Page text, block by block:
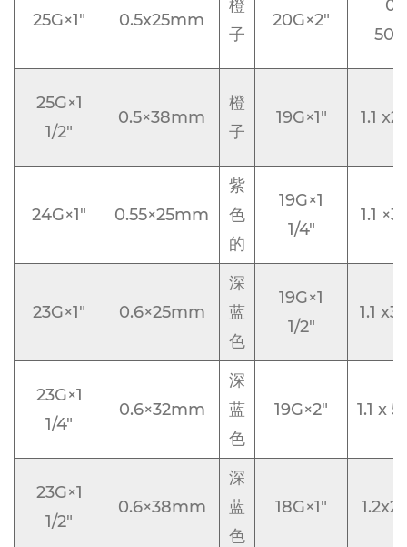
25G×1" 0.5x25mm
橙
子
20G×2"
25G×1
1/2"
0.5×38mm
橙
子
19G×1" 1.1
24G×1" 0.55×25mm
紫
色
的
19G×1
1/4"
1.1
23G×1" 0.6×25mm
深
蓝
色
19G×1
1/2"
1.1
23G×1
1/4"
0.6×32mm
深
蓝
色
19G×2" 1.1 x
23G×1
1/2"
0.6×38mm
深
蓝
色
18G×1"